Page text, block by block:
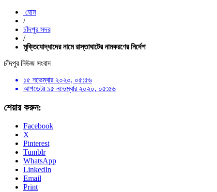
হোম
/
চাঁদপুর সদর
/
মুক্তিযোদ্ধাদের নামে রাস্তাঘাটের নামকরণের নির্দেশ
চাঁদপুর নিউজ সংবাদ
১৫ নভেম্বার ২০২০, ০৫:৫৬
আপডেটঃ ১৫ নভেম্বার ২০২০, ০৫:৫৬
শেয়ার করুন:
Facebook
X
Pinterest
Tumblr
WhatsApp
LinkedIn
Email
Print